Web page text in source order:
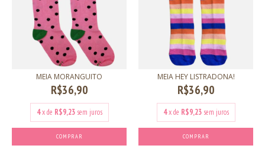
MEIA MORANGUITO
R$36,90
4 x de R$9,23 sem juros
COMPRAR
MEIA HEY LISTRADONA!
R$36,90
4 x de R$9,23 sem juros
COMPRAR